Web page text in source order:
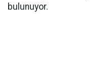
bulunuyor.